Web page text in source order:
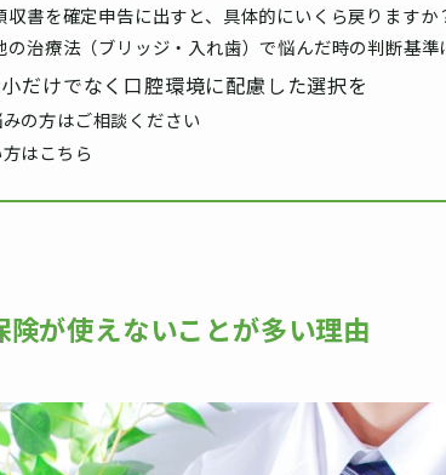
書を確定申告に出すと、具体的にいくら戻りますか
治療法（ブリッジ・入れ歯）で悩んだ時の判断基準
だけでなく口腔環境に配慮した選択を
の方はご相談ください
はこちら
が使えないことが多い理由